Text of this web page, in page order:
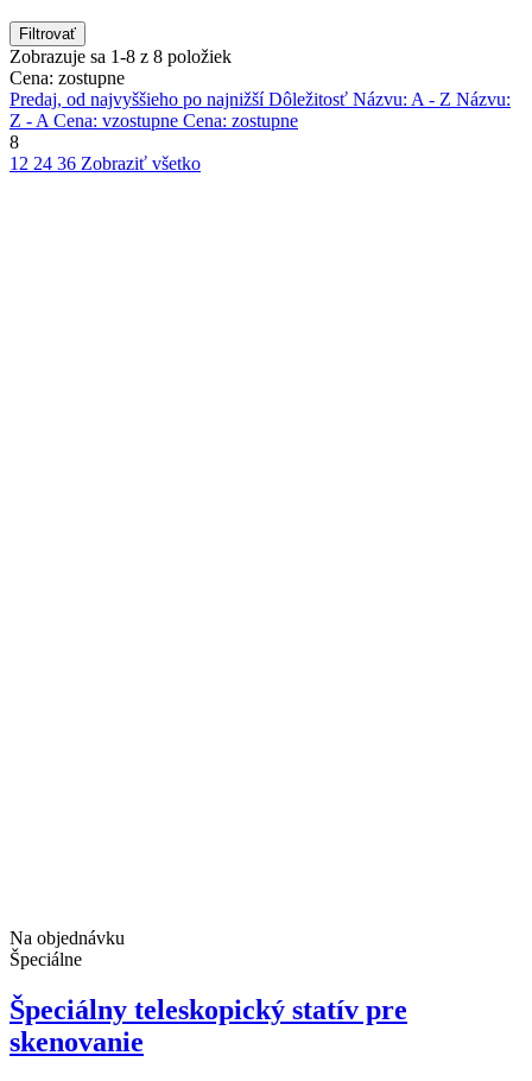
Filtrovať
Zobrazuje sa 1-8 z 8 položiek
Cena: zostupne
Predaj, od najvyššieho po najnižšíDôležitosť Názvu: A - Z Názvu:
Z - ACena: vzostupne Cena: zostupne
8
12 24 36 Zobraziť všetko
Na objednávku
Špeciálne
Špeciálny teleskopický statív pre
skenovanie